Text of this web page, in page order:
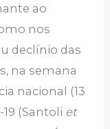
ao
nos
declínio das
na semana
nacional (13
(Santoli et